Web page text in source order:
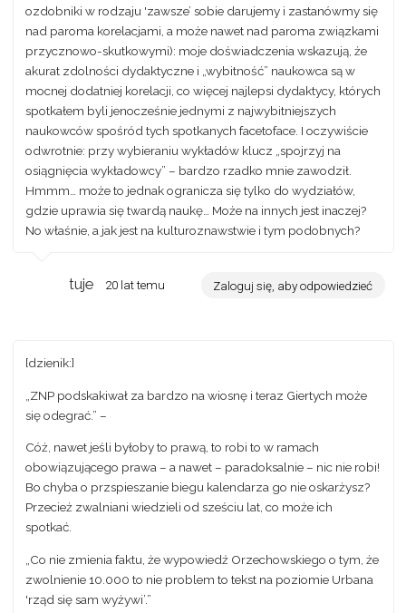
ozdobniki w rodzaju 'zawsze’ sobie darujemy i zastanówmy się
nad paroma korelacjami, a może nawet nad paroma związkami
przycznowo-skutkowymi): moje doświadczenia wskazują, że
akurat zdolności dydaktyczne i „wybitność” naukowca są w
mocnej dodatniej korelacji, co więcej najlepsi dydaktycy, których
spotkałem byli jenocześnie jednymi z najwybitniejszych
naukowców spośród tych spotkanych facetoface. I oczywiście
odwrotnie: przy wybieraniu wykładów klucz „spojrzyj na
osiągnięcia wykładowcy” – bardzo rzadko mnie zawodził.
Hmmm… może to jednak ogranicza się tylko do wydziałów,
gdzie uprawia się twardą naukę… Może na innych jest inaczej?
No właśnie, a jak jest na kulturoznawstwie i tym podobnych?
tuje 20 lat temu Zaloguj się, aby odpowiedzieć
[dzienik:]
„ZNP podskakiwał za bardzo na wiosnę i teraz Giertych może
się odegrać.” –
Cóż, nawet jeśli byłoby to prawą, to robi to w ramach
obowiązującego prawa – a nawet – paradoksalnie – nic nie robi!
Bo chyba o przspieszanie biegu kalendarza go nie oskarżysz?
Przecież zwalniani wiedzieli od sześciu lat, co może ich
spotkać.
„Co nie zmienia faktu, że wypowiedź Orzechowskiego o tym, że
zwolnienie 10.000 to nie problem to tekst na poziomie Urbana
'rząd się sam wyżywi’.”